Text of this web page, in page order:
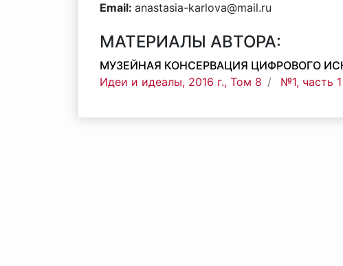
Email: anastasia-karlova@mail.ru
МАТЕРИАЛЫ АВТОРА:
МУЗЕЙНАЯ КОНСЕРВАЦИЯ ЦИФРОВОГО
Идеи и идеалы, 2016 г., Том 8
№1, часть 1